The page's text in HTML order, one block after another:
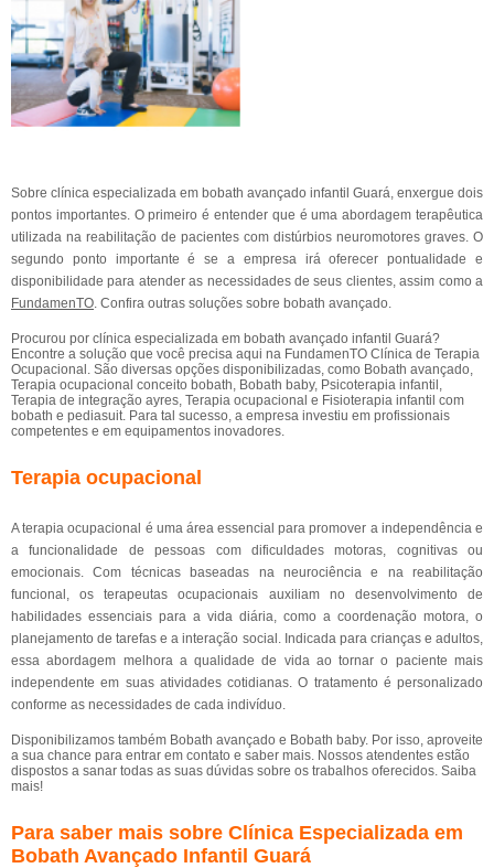
Sobre clínica especializada em bobath avançado infantil Guará, enxergue dois
pontos importantes. O primeiro é entender que é uma abordagem terapêutica
utilizada na reabilitação de pacientes com distúrbios neuromotores graves. O
segundo ponto importante é se a empresa irá oferecer pontualidade e
disponibilidade para atender as necessidades de seus clientes, assim como a
FundamenTO. Confira outras soluções sobre bobath avançado.
Procurou por clínica especializada em bobath avançado infantil Guará?
Encontre a solução que você precisa aqui na FundamenTO Clínica de Terapia
Ocupacional. São diversas opções disponibilizadas, como Bobath avançado,
Terapia ocupacional conceito bobath, Bobath baby, Psicoterapia infantil,
Terapia de integração ayres, Terapia ocupacional e Fisioterapia infantil com
bobath e pediasuit. Para tal sucesso, a empresa investiu em profissionais
competentes e em equipamentos inovadores.
Terapia ocupacional
A terapia ocupacional é uma área essencial para promover a independência e
a funcionalidade de pessoas com dificuldades motoras, cognitivas ou
emocionais. Com técnicas baseadas na neurociência e na reabilitação
funcional, os terapeutas ocupacionais auxiliam no desenvolvimento de
habilidades essenciais para a vida diária, como a coordenação motora, o
planejamento de tarefas e a interação social. Indicada para crianças e adultos,
essa abordagem melhora a qualidade de vida ao tornar o paciente mais
independente em suas atividades cotidianas. O tratamento é personalizado
conforme as necessidades de cada indivíduo.
Disponibilizamos também Bobath avançado e Bobath baby. Por isso, aproveite
a sua chance para entrar em contato e saber mais. Nossos atendentes estão
dispostos a sanar todas as suas dúvidas sobre os trabalhos oferecidos. Saiba
mais!
Para saber mais sobre Clínica Especializada em
Bobath Avançado Infantil Guará